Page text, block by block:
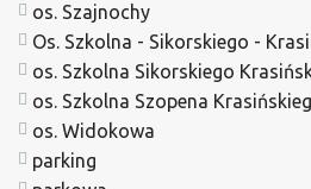
os. Szajnochy
Os. Szkolna - Sikorskiego -
os. Szkolna Sikorskiego
os. Szkolna Szopena
os. Widokowa
parking